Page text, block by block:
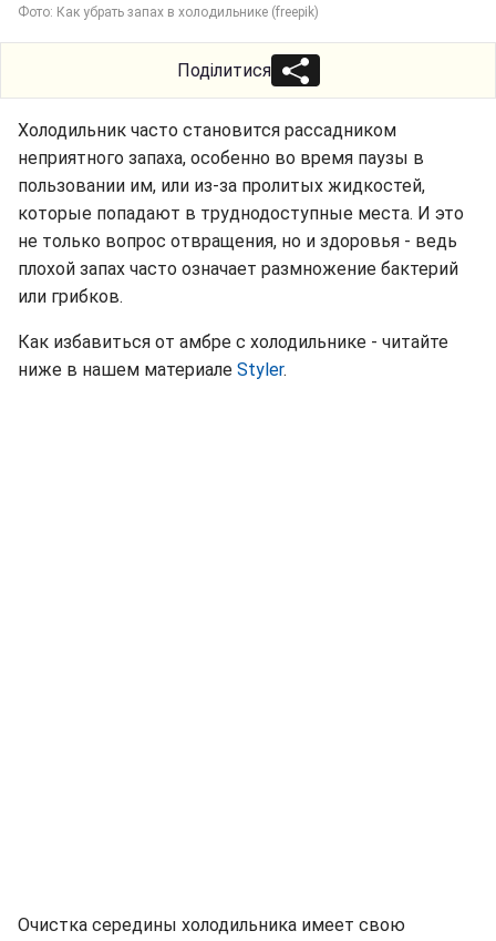
Фото: Как убрать запах в холодильнике (freepik)
Поділитися
Холодильник часто становится рассадником
неприятного запаха, особенно во время паузы в
пользовании им, или из-за пролитых жидкостей,
которые попадают в труднодоступные места. И это
не только вопрос отвращения, но и здоровья - ведь
плохой запах часто означает размножение бактерий
или грибков.
Как избавиться от амбре с холодильнике - читайте
ниже в нашем материале Styler.
Очистка середины холодильника имеет свою